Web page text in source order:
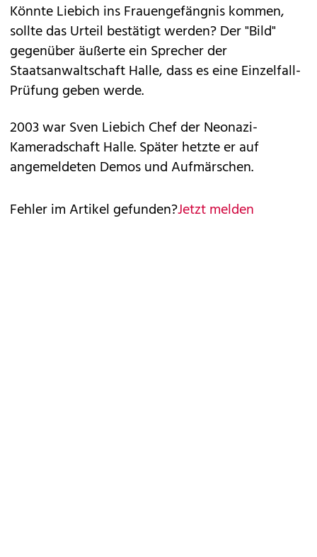
Könnte Liebich ins Frauengefängnis kommen,
sollte das Urteil bestätigt werden? Der "Bild"
gegenüber äußerte ein Sprecher der
Staatsanwaltschaft Halle, dass es eine Einzelfall-
Prüfung geben werde.
2003 war Sven Liebich Chef der Neonazi-
Kameradschaft Halle. Später hetzte er auf
angemeldeten Demos und Aufmärschen.
Fehler im Artikel gefunden?Jetzt melden